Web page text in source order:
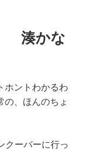
湊かな
ホントわかるわ
の、ほんのちょ
クーバーに行っ